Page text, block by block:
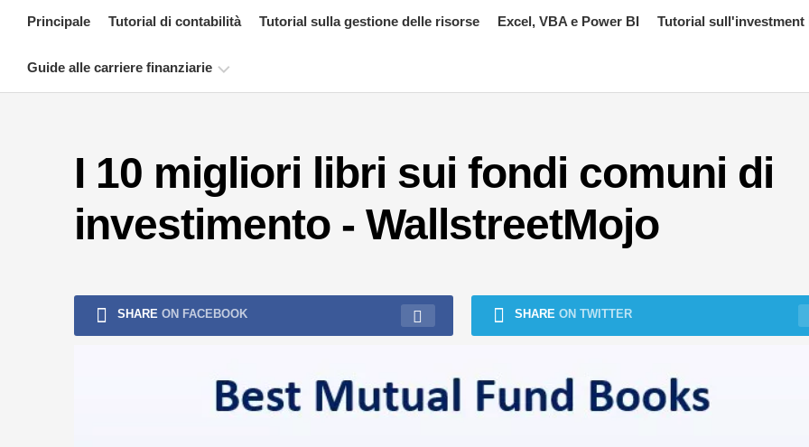
Principale Tutorial di contabilità Tutorial sulla gestione delle risorse Excel, VBA e Power BI Tutorial sull'investment
Guide alle carriere finanziarie
certificazione
I 10 migliori libri sui fondi comuni di
investimento - WallstreetMojo
SHARE ON FACEBOOK SHARE ON TWITTER